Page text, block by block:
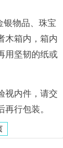
银物品、珠宝
木箱内，箱内
用坚韧的纸或
视内件，请交
行包装。